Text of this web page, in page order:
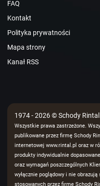
FAQ
Kontakt
Polityka prywatności
Mapa strony
Kanał RSS
1974 - 2026 © Schody
Wszystkie prawa zastrzeżone.
publikowane przez firmę Schody
internetowej www.rintal.pl oraz w
produkty indywidualnie
oraz wymagań poszczególnych
wyłącznie poglądowy i nie
stosowanych przez firmę Schody